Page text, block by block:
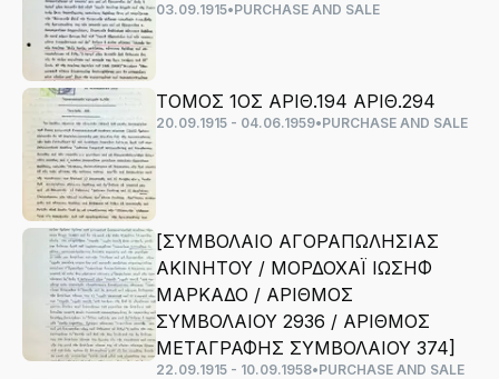
03.09.1915•PURCHASE AND SALE
ΤΟΜΟΣ 1ΟΣ ΑΡΙΘ.194 ΑΡΙΘ.294
20.09.1915 - 04.06.1959•PURCHASE AND SALE
[ΣΥΜΒΟΛΑΙΟ ΑΓΟΡΑΠΩΛΗΣΙΑΣ
ΑΚΙΝΗΤΟΥ / ΜΟΡΔΟΧΑΪ ΙΩΣΗΦ
ΜΑΡΚΑΔΟ / ΑΡΙΘΜΟΣ
ΣΥΜΒΟΛΑΙΟΥ 2936 / ΑΡΙΘΜΟΣ
ΜΕΤΑΓΡΑΦΗΣ ΣΥΜΒΟΛΑΙΟΥ 374]
22.09.1915 - 10.09.1958•PURCHASE AND SALE